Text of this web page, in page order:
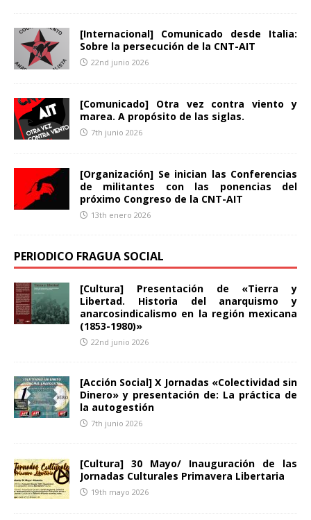
[Internacional] Comunicado desde Italia:
Sobre la persecución de la CNT-AIT
22nd junio 2026
[Comunicado] Otra vez contra viento y
marea. A propósito de las siglas.
7th junio 2026
[Organización] Se inician las Conferencias
de militantes con las ponencias del
próximo Congreso de la CNT-AIT
13th enero 2026
PERIODICO FRAGUA SOCIAL
[Cultura] Presentación de «Tierra y
Libertad. Historia del anarquismo y
anarcosindicalismo en la región mexicana
(1853-1980)»
22nd junio 2026
[Acción Social] X Jornadas «Colectividad sin
Dinero» y presentación de: La práctica de
la autogestión
7th junio 2026
[Cultura] 30 Mayo/ Inauguración de las
Jornadas Culturales Primavera Libertaria
19th mayo 2026